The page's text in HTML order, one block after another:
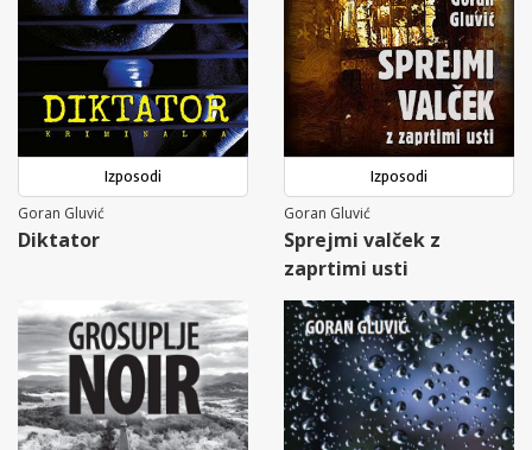
Izposodi
Goran Gluvić
Diktator
Izposodi
Goran Gluvić
Sprejmi valček z
zaprtimi usti